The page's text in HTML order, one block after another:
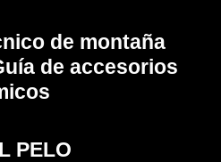
de montaña
de accesorios
PELO